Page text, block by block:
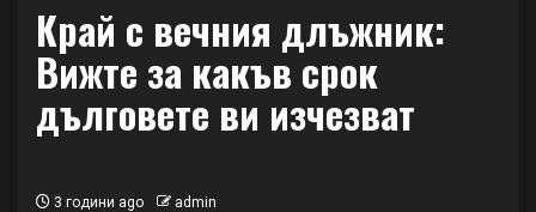
Край с вечния длъжник:
Вижте за какъв срок
дълговете ви изчезват
3 години ago admin